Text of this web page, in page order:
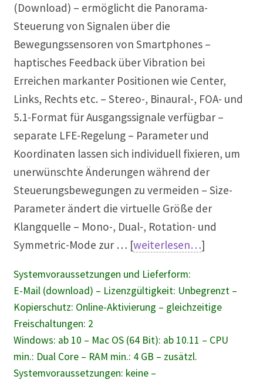
(Download) – ermöglicht die Panorama-
Steuerung von Signalen über die
Bewegungssensoren von Smartphones –
haptisches Feedback über Vibration bei
Erreichen markanter Positionen wie Center,
Links, Rechts etc. – Stereo-, Binaural-, FOA- und
5.1-Format für Ausgangssignale verfügbar –
separate LFE-Regelung – Parameter und
Koordinaten lassen sich individuell fixieren, um
unerwünschte Änderungen während der
Steuerungsbewegungen zu vermeiden – Size-
Parameter ändert die virtuelle Größe der
Klangquelle – Mono-, Dual-, Rotation- und
Symmetric-Mode zur … [weiterlesen…]
Systemvoraussetzungen und Lieferform:
E-Mail (download) – Lizenzgültigkeit: Unbegrenzt –
Kopierschutz: Online-Aktivierung – gleichzeitige
Freischaltungen: 2
Windows: ab 10 – Mac OS (64 Bit): ab 10.11 – CPU
min.: Dual Core – RAM min.: 4 GB – zusätzl.
Systemvoraussetzungen: keine –